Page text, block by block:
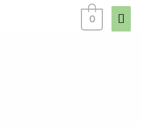
0